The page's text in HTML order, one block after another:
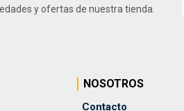
y ofertas de nuestra tienda.
NOSOTROS
Contacto